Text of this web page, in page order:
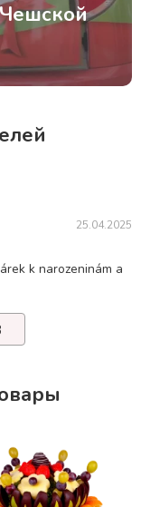
25.04.2025
k narozeninám a